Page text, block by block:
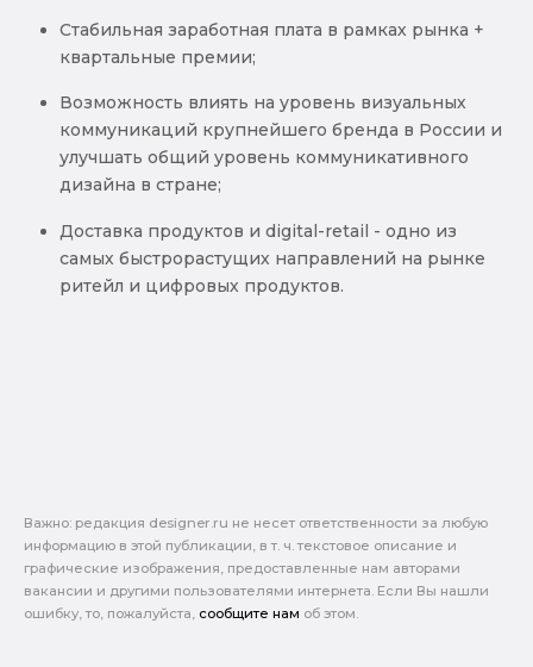
Стабильная заработная плата в рамках рынка +
квартальные премии;
Возможность влиять на уровень визуальных
коммуникаций крупнейшего бренда в России и
улучшать общий уровень коммуникативного
дизайна в стране;
Доставка продуктов и digital-retail - одно из
самых быстрорастущих направлений на рынке
ритейл и цифровых продуктов.
Важно: pедакция designer.ru не несет ответственности за любую
информацию в этой публикации, в т. ч. текстовое описание и
графические изображения, предоставленные нам авторами
вакансии и другими пользователями интернета. Если Вы нашли
ошибку, то, пожалуйста, сообщите нам об этом.